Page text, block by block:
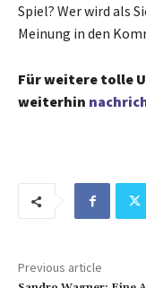
Spiel? Wer wird als
Meinung in den
Für weitere tolle
weiterhin
Previous article